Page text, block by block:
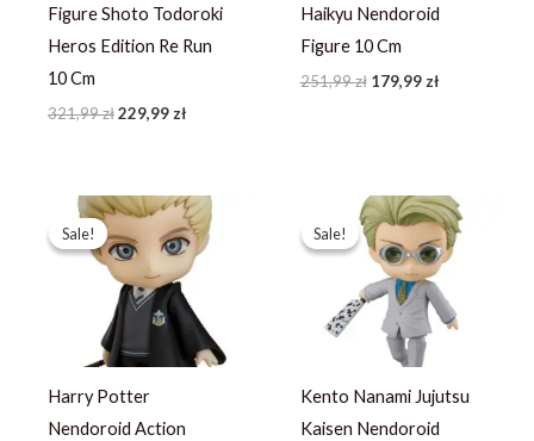
Figure Shoto Todoroki
Heros Edition Re Run
10 Cm
321,99zł229,99 zł
Haikyu Nendoroid
Figure 10 Cm
251,99zł 179,99 zł
Sale!
Sale!
Harry Potter
Nendoroid Action
Pierwotna
cena
wynosiła:
380,79 zł.
Aktualna
cena
wynosi:
271,99 zł.
Sale!
Sale!
Kento Nanami Jujutsu
Kaisen Nendoroid
Pierwotna
cena
wynosiła:
351,39 zł.
Aktualna
cena
wynosi:
250,99 zł.